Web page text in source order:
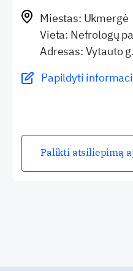
Miestas: Ukmergė
Vieta: Nefrologų
Adresas: Vytauto
Papildyti
Palikti atsiliepimą